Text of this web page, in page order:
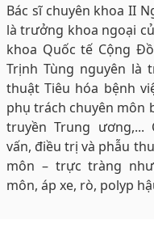
Bác sĩ chuyên khoa II
là trưởng khoa ngoại
khoa Quốc tế Cộng
Trịnh Tùng nguyên là
thuật Tiêu hóa bệnh
phụ trách chuyên môn
truyền Trung ương,...
vấn, điều trị và phẫu
môn – trực tràng
môn, áp xe, rò, polyp
Đại tá, bác sĩ chuyên
Châu, hiện là bác sĩ
khám Đa khoa Quốc tế
bác sĩ Nguyễn Văn
Chủ nhiệm khoa
đội 354, từng có nhiều
khỏe cán bộ tại quần
sĩ Châu hiện đang
các bệnh lý ở hậu
hậu môn, áp xe, rò,
Bác sĩ chuyên khoa II
Việt Thành là một
được nhiều người
trước tại Đa khoa
Bác sĩ Ngô Việt Thành
Ngoại của bệnh viện
khoa Ngoại bệnh viện
chủ nhiệm bộ môn
học Y… Sở trường của
hiện cắt trĩ đồng thời